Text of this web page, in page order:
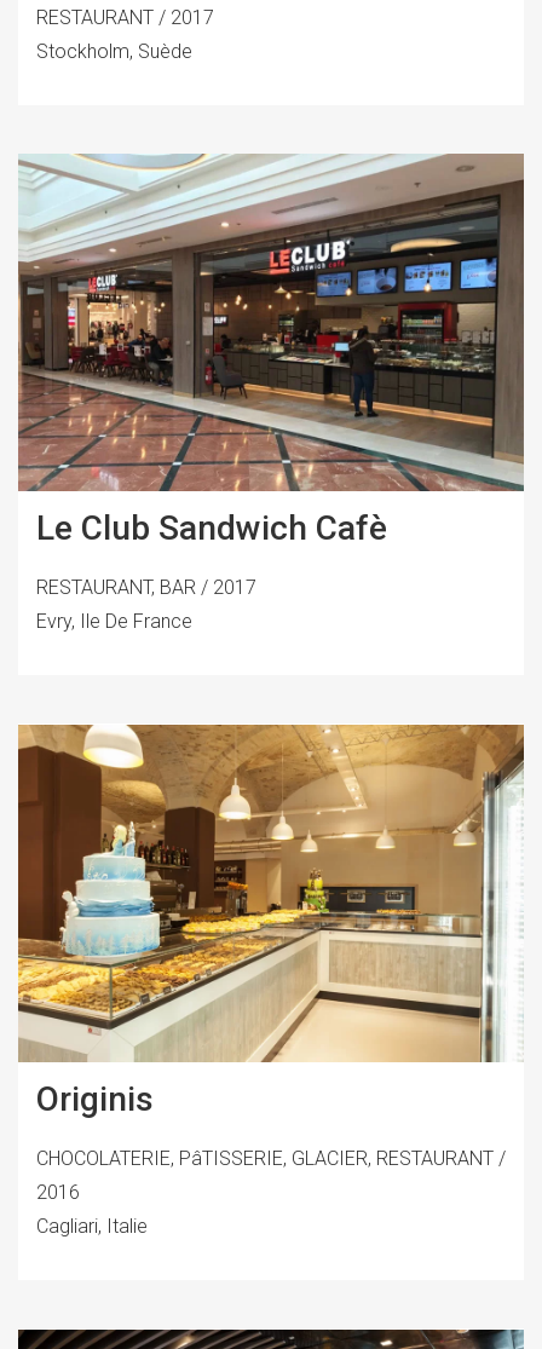
RESTAURANT / 2017
Stockholm, Suède
Le Club Sandwich Cafè
RESTAURANT, BAR / 2017
Evry, Ile De France
Originis
CHOCOLATERIE, PâTISSERIE, GLACIER, RESTAURANT /
2016
Cagliari, Italie